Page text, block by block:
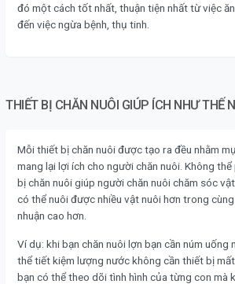
đó một cách tốt nhất, thuận tiện nhất từ việc
đến việc ngừa bệnh, thụ tinh.
THIẾT BỊ CHĂN NUÔI GIÚP ÍCH NHƯ THẾ
Mỗi thiết bị chăn nuôi được tạo ra đều nhằm
mang lại lợi ích cho người chăn nuôi. Không
bị chăn nuôi giúp người chăn nuôi chăm sóc
có thể nuôi được nhiều vật nuôi hơn trong
nhuận cao hơn.
Ví dụ: khi bạn chăn nuôi lợn bạn cần núm uống
thể tiết kiệm lượng nước không cần thiết bị
bạn có thể theo dõi tình hình của từng con mà